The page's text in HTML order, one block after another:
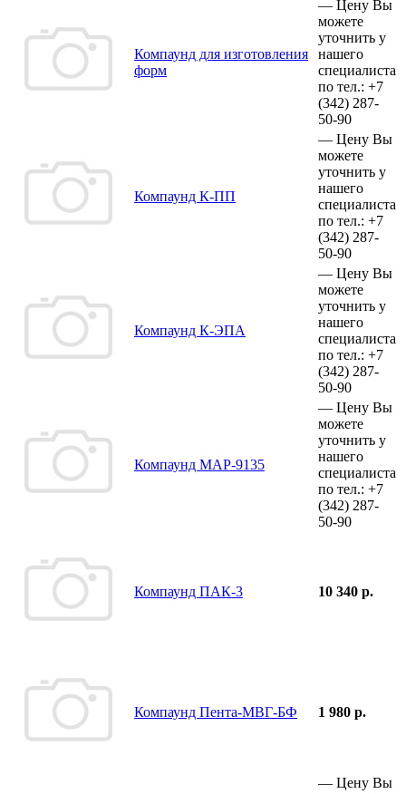
Компаунд для изготовления
форм
— Цену Вы
можете
уточнить у
нашего
специалиста
по тел.: +7
(342) 287-
50-90
Компаунд К-ПП
— Цену Вы
можете
уточнить у
нашего
специалиста
по тел.: +7
(342) 287-
50-90
Компаунд К-ЭПА
— Цену Вы
можете
уточнить у
нашего
специалиста
по тел.: +7
(342) 287-
50-90
Компаунд МАР-9135
— Цену Вы
можете
уточнить у
нашего
специалиста
по тел.: +7
(342) 287-
50-90
Компаунд ПАК-3 10 340 р.
Компаунд Пента-МВГ-БФ 1 980 р.
— Цену Вы